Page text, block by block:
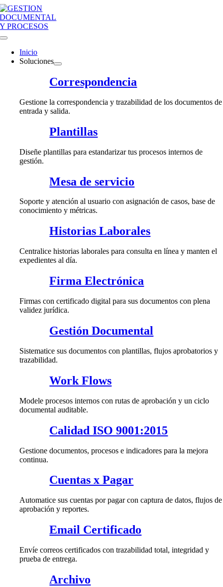
Saltar
al
contenido
Toggle
Navigation
Inicio
Soluciones
Correspondencia
Gestione la correspondencia y trazabilidad de los documentos de
entrada y salida.
Plantillas
Diseñe plantillas para estandarizar tus procesos internos de
gestión.
Mesa de servicio
Soporte y atención al usuario con asignación de casos, base de
conocimiento y métricas.
Historias Laborales
Centralice historias laborales para consulta en línea y manten el
expedientes al día.
Firma Electrónica
Firmas con certificado digital para sus documentos con plena
validez jurídica.
Gestión Documental
Sistematice sus documentos con plantillas, flujos aprobatorios y
trazabilidad.
Work Flows
Modele procesos internos con rutas de aprobación y un ciclo
documental auditable.
Calidad ISO 9001:2015
Gestione documentos, procesos e indicadores para la mejora
continua.
Cuentas x Pagar
Automatice sus cuentas por pagar con captura de datos, flujos de
aprobación y reportes.
Email Certificado
Envíe correos certificados con trazabilidad total, integridad y
prueba de entrega.
Archivo